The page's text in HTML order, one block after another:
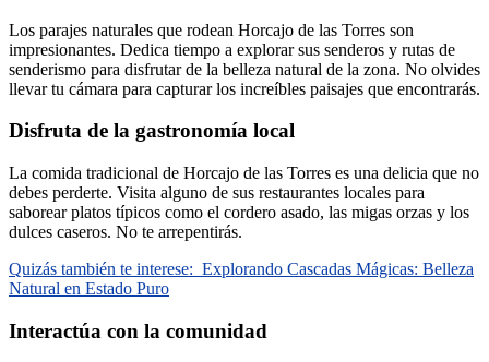
Los parajes naturales que rodean Horcajo de las Torres son
impresionantes. Dedica tiempo a explorar sus senderos y rutas de
senderismo para disfrutar de la belleza natural de la zona. No olvides
llevar tu cámara para capturar los increíbles paisajes que encontrarás.
Disfruta de la gastronomía local
La comida tradicional de Horcajo de las Torres es una delicia que no
debes perderte. Visita alguno de sus restaurantes locales para
saborear platos típicos como el cordero asado, las migas orzas y los
dulces caseros. No te arrepentirás.
Quizás también te interese: Explorando Cascadas Mágicas: Belleza
Natural en Estado Puro
Interactúa con la comunidad